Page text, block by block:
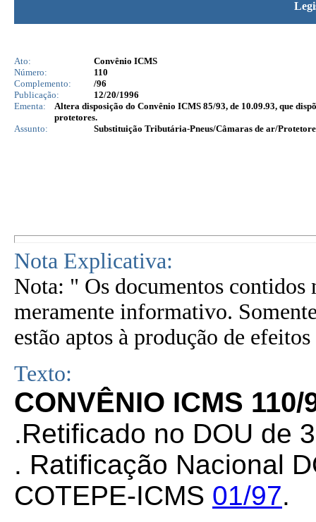
Ato:
Convênio ICMS
Número:
110
Complemento:
/96
Publicação:
12/20/1996
Ementa:
Altera disposição do Convênio ICMS 85/93, de 10.09.93, que
protetores.
Assunto:
Substituição Tributária-Pneus/Câmaras de ar/
Nota Explicativa:
Nota: " Os documentos contidos
meramente informativo.
estão aptos à produção de
Texto:
CONVÊNIO ICMS 110/
.Retificado no DOU de
. Ratificação Nacional
COTEPE-ICMS 01/97.